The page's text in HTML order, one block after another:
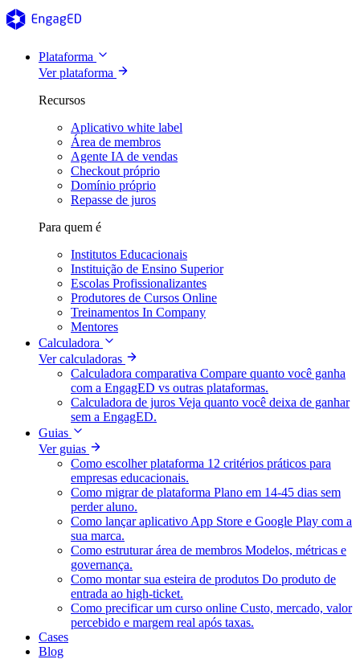
Plataforma
Ver plataforma
Recursos
Aplicativo white label
Área de membros
Agente IA de vendas
Checkout próprio
Domínio próprio
Repasse de juros
Para quem é
Institutos Educacionais
Instituição de Ensino Superior
Escolas Profissionalizantes
Produtores de Cursos Online
Treinamentos In Company
Mentores
Calculadora
Ver calculadoras
Calculadora comparativa Compare quanto você ganha
com a EngagED vs outras plataformas.
Calculadora de juros Veja quanto você deixa de ganhar
sem a EngagED.
Guias
Ver guias
Como escolher plataforma 12 critérios práticos para
empresas educacionais.
Como migrar de plataforma Plano em 14-45 dias sem
perder aluno.
Como lançar aplicativo App Store e Google Play com a
sua marca.
Como estruturar área de membros Modelos, métricas e
governança.
Como montar sua esteira de produtos Do produto de
entrada ao high-ticket.
Como precificar um curso online Custo, mercado, valor
percebido e margem real após taxas.
Cases
Blog